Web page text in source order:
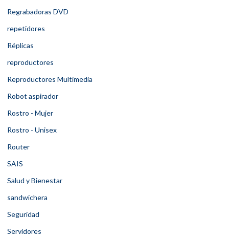
Regrabadoras DVD
repetidores
Réplicas
reproductores
Reproductores Multimedia
Robot aspirador
Rostro - Mujer
Rostro - Unisex
Router
SAIS
Salud y Bienestar
sandwichera
Seguridad
Servidores